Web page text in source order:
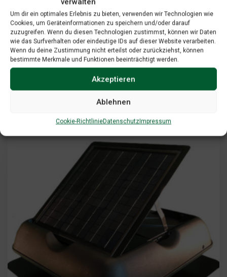
Um dir ein optimales Erlebnis zu bieten, verwenden wir Technologien wie
Cookies, um Geräteinformationen zu speichern und/oder darauf
zuzugreifen. Wenn du diesen Technologien zustimmst, können wir Daten
wie das Surfverhalten oder eindeutige IDs auf dieser Website verarbeiten.
Wenn du deine Zustimmung nicht erteilst oder zurückziehst, können
bestimmte Merkmale und Funktionen beeinträchtigt werden.
Akzeptieren
Ablehnen
Cookie-RichtlinieDatenschutzImpressum
Add To Cart View Cart
Pool Systems
$547.00